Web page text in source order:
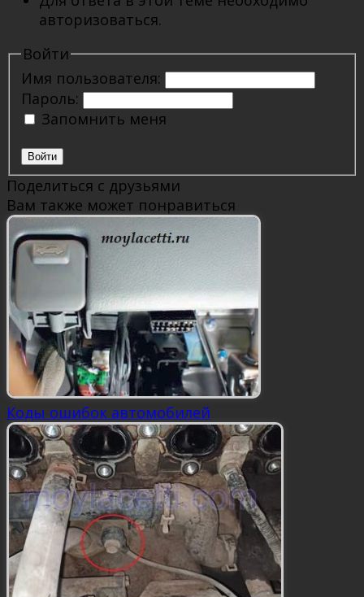
авторизоваться.
Войти
Имя пользователя:
Пароль:
Запомнить меня
Войти
Поделиться с друзьями
Вам также может понравиться
Коды ошибок автомобилей